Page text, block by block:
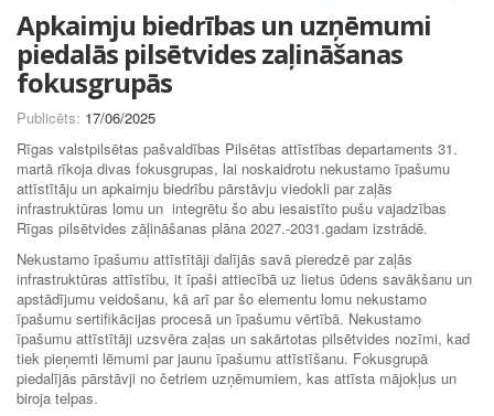
Apkaimju biedrības un uzņēmumi
piedalās pilsētvides zaļināšanas
fokusgrupās
Publicēts: 17/06/2025
Rīgas valstpilsētas pašvaldības Pilsētas attīstības departaments 31.
martā rīkoja divas fokusgrupas, lai noskaidrotu nekustamo īpašumu
attīstītāju un apkaimju biedrību pārstāvju viedokli par zaļās
infrastruktūras lomu un integrētu šo abu iesaistīto pušu vajadzības
Rīgas pilsētvides zāļināšanas plāna 2027.-2031.gadam izstrādē.
Nekustamo īpašumu attīstītāji dalījās savā pieredzē par zaļās
infrastruktūras attīstību, it īpaši attiecībā uz lietus ūdens savākšanu un
apstādījumu veidošanu, kā arī par šo elementu lomu nekustamo
īpašumu sertifikācijas procesā un īpašumu vērtībā. Nekustamo
īpašumu attīstītāji uzsvēra zaļas un sakārtotas pilsētvides nozīmi, kad
tiek pieņemti lēmumi par jaunu īpašumu attīstīšanu. Fokusgrupā
piedalījās pārstāvji no četriem uzņēmumiem, kas attīsta mājokļus un
biroja telpas.